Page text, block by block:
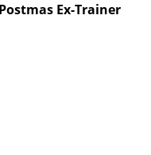
Ex-Trainer